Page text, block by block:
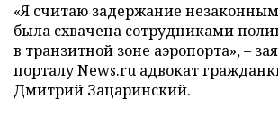
«Я считаю задержание
была схвачена сотрудниками
в транзитной зоне аэропорта», –
порталуNews.ru адвокат
Дмитрий Зацаринский.